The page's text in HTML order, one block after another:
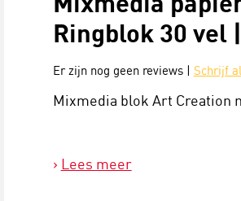
Ringblok 30 vel
Er zijn nog geen reviews | Schrijf
Mixmedia blok Art Creation
Lees meer